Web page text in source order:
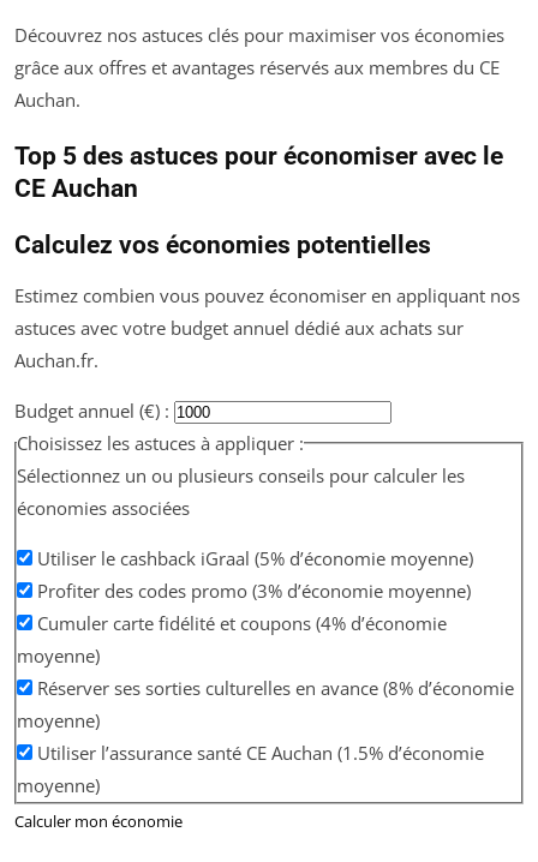
Découvrez nos astuces clés pour maximiser vos économies
grâce aux offres et avantages réservés aux membres du CE
Auchan.
Top 5 des astuces pour économiser avec le
CE Auchan
Calculez vos économies potentielles
Estimez combien vous pouvez économiser en appliquant nos
astuces avec votre budget annuel dédié aux achats sur
Auchan.fr.
Budget annuel (€) :
Choisissez les astuces à appliquer :
Sélectionnez un ou plusieurs conseils pour calculer les
économies associées
Utiliser le cashback iGraal (5% d’économie moyenne)
Profiter des codes promo (3% d’économie moyenne)
Cumuler carte fidélité et coupons (4% d’économie
moyenne)
Réserver ses sorties culturelles en avance (8% d’économie
moyenne)
Utiliser l’assurance santé CE Auchan (1.5% d’économie
moyenne)
Calculer mon économie